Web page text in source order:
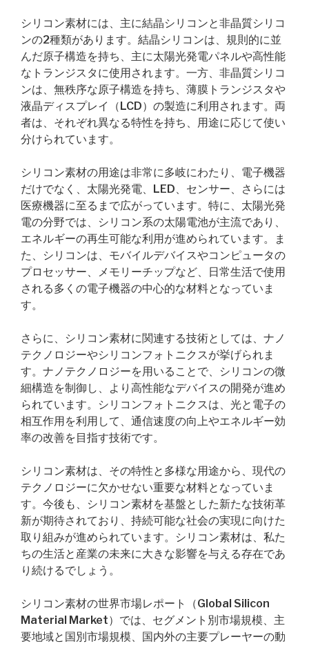
シリコン素材には、主に結晶シリコンと非晶質シリコ
ンの2種類があります。結晶シリコンは、規則的に並
んだ原子構造を持ち、主に太陽光発電パネルや高性能
なトランジスタに使用されます。一方、非晶質シリコ
ンは、無秩序な原子構造を持ち、薄膜トランジスタや
液晶ディスプレイ（LCD）の製造に利用されます。両
者は、それぞれ異なる特性を持ち、用途に応じて使い
分けられています。
シリコン素材の用途は非常に多岐にわたり、電子機器
だけでなく、太陽光発電、LED、センサー、さらには
医療機器に至るまで広がっています。特に、太陽光発
電の分野では、シリコン系の太陽電池が主流であり、
エネルギーの再生可能な利用が進められています。ま
た、シリコンは、モバイルデバイスやコンピュータの
プロセッサー、メモリーチップなど、日常生活で使用
される多くの電子機器の中心的な材料となっていま
す。
さらに、シリコン素材に関連する技術としては、ナノ
テクノロジーやシリコンフォトニクスが挙げられま
す。ナノテクノロジーを用いることで、シリコンの微
細構造を制御し、より高性能なデバイスの開発が進め
られています。シリコンフォトニクスは、光と電子の
相互作用を利用して、通信速度の向上やエネルギー効
率の改善を目指す技術です。
シリコン素材は、その特性と多様な用途から、現代の
テクノロジーに欠かせない重要な材料となっていま
す。今後も、シリコン素材を基盤とした新たな技術革
新が期待されており、持続可能な社会の実現に向けた
取り組みが進められています。シリコン素材は、私た
ちの生活と産業の未来に大きな影響を与える存在であ
り続けるでしょう。
シリコン素材の世界市場レポート（Global Silicon
Material Market）では、セグメント別市場規模、主
要地域と国別市場規模、国内外の主要プレーヤーの動